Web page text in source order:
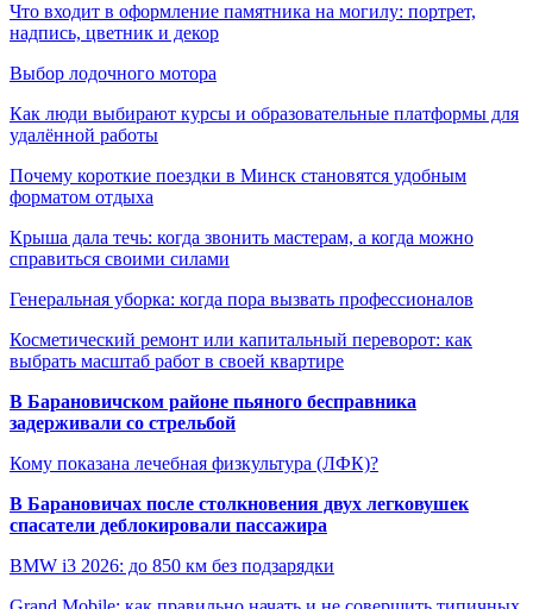
Что входит в оформление памятника на могилу: портрет,
надпись, цветник и декор
Выбор лодочного мотора
Как люди выбирают курсы и образовательные платформы для
удалённой работы
Почему короткие поездки в Минск становятся удобным
форматом отдыха
Крыша дала течь: когда звонить мастерам, а когда можно
справиться своими силами
Генеральная уборка: когда пора вызвать профессионалов
Косметический ремонт или капитальный переворот: как
выбрать масштаб работ в своей квартире
В Барановичском районе пьяного бесправника
задерживали со стрельбой
Кому показана лечебная физкультура (ЛФК)?
В Барановичах после столкновения двух легковушек
спасатели деблокировали пассажира
BMW i3 2026: до 850 км без подзарядки